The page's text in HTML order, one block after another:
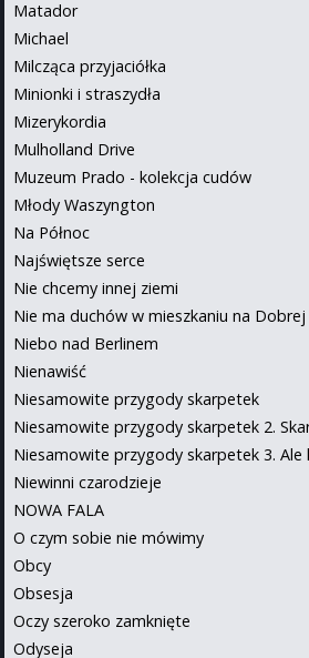
Matador
Michael
Milcząca przyjaciółka
Minionki i straszydła
Mizerykordia
Mulholland Drive
Muzeum Prado - kolekcja cudów
Młody Waszyngton
Na Północ
Najświętsze serce
Nie chcemy innej ziemi
Nie ma duchów w mieszkaniu na Dobrej
Niebo nad Berlinem
Nienawiść
Niesamowite przygody skarpetek
Niesamowite przygody skarpetek 2.
Niesamowite przygody skarpetek 3. Ale
Niewinni czarodzieje
NOWA FALA
O czym sobie nie mówimy
Obcy
Obsesja
Oczy szeroko zamknięte
Odyseja